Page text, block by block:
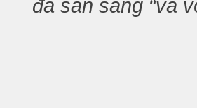
đã sẵn sàng “và